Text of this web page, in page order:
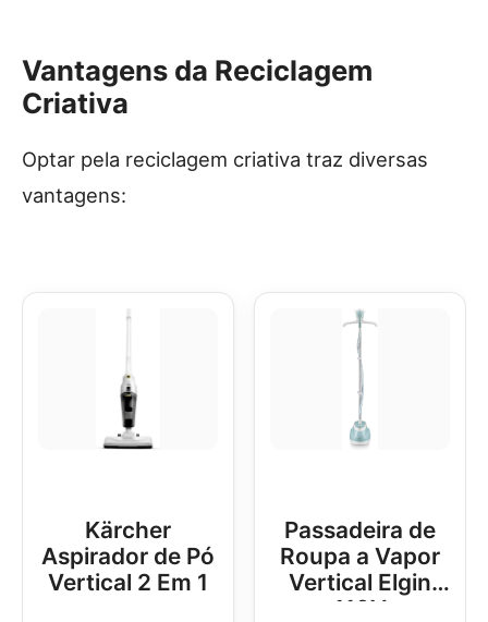
Vantagens da Reciclagem
Criativa
Optar pela reciclagem criativa traz diversas
vantagens:
Kärcher
Aspirador de Pó
Vertical 2 Em 1
Passadeira de
Roupa a Vapor
Vertical Elgin
110V